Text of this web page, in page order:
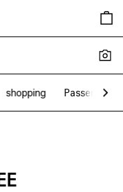
shopping Passenger